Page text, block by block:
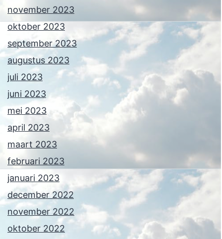
november 2023
oktober 2023
september 2023
augustus 2023
juli 2023
juni 2023
mei 2023
april 2023
maart 2023
februari 2023
januari 2023
december 2022
november 2022
oktober 2022